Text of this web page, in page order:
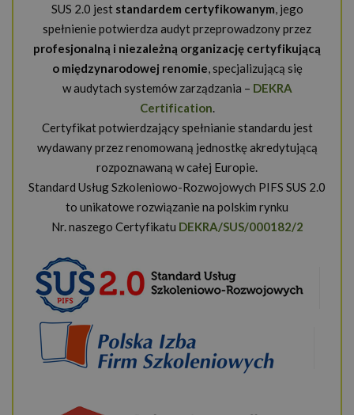
SUS 2.0 jest standardem certyfikowanym, jego
spełnienie potwierdza audyt przeprowadzony przez
profesjonalną i niezależną organizację certyfikującą
o międzynarodowej renomie, specjalizującą się
w audytach systemów zarządzania – DEKRA
Certification.
Certyfikat potwierdzający spełnianie standardu jest
wydawany przez renomowaną jednostkę akredytującą
rozpoznawaną w całej Europie.
Standard Usług Szkoleniowo-Rozwojowych PIFS SUS 2.0
to unikatowe rozwiązanie na polskim rynku
Nr. naszego Certyfikatu DEKRA/SUS/000182/2